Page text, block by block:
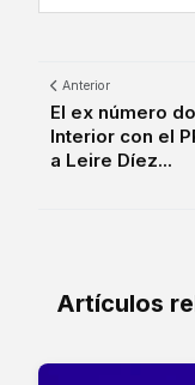
Anterior
El ex número
Interior con el
a Leire Díez...
Artículos